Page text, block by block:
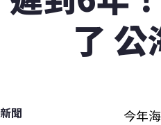
了
聞
今年